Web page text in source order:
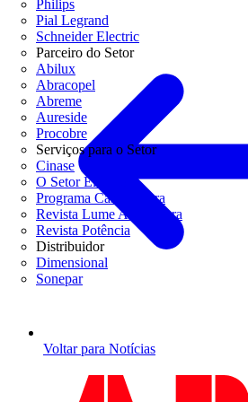
Philips
Pial Legrand
Schneider Electric
Parceiro do Setor
Abilux
Abracopel
Abreme
Aureside
Procobre
Serviços para o Setor
Cinase
O Setor Elétrico
Programa Casa Segura
Revista Lume Arquitetura
Revista Potência
Distribuidor
Dimensional
Sonepar
Voltar para Notícias